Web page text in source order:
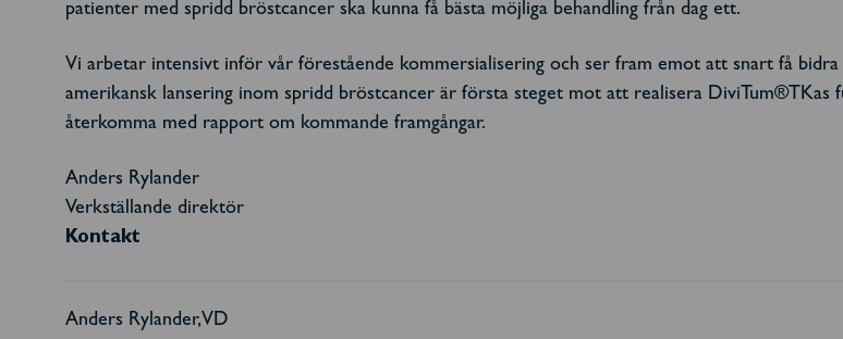
patienter med spridd bröstcancer ska kunna få bästa möjliga behandling från dag ett.
Vi arbetar intensivt inför vår förestående kommersialisering och ser fram emot att snart få
amerikansk lansering inom spridd bröstcancer är första steget mot att realisera DiviTum®TKas
återkomma med rapport om kommande framgångar.
Anders Rylander
Verkställande direktör
Kontakt
Anders Rylander, VD